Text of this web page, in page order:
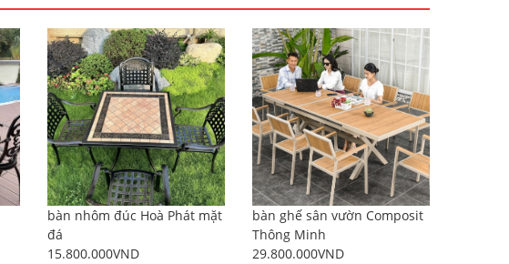
bàn nhôm đúc Hoà Phát mặt
đá
15.800.000VND
bàn ghế sân vườn Composit
Thông Minh
29.800.000VND